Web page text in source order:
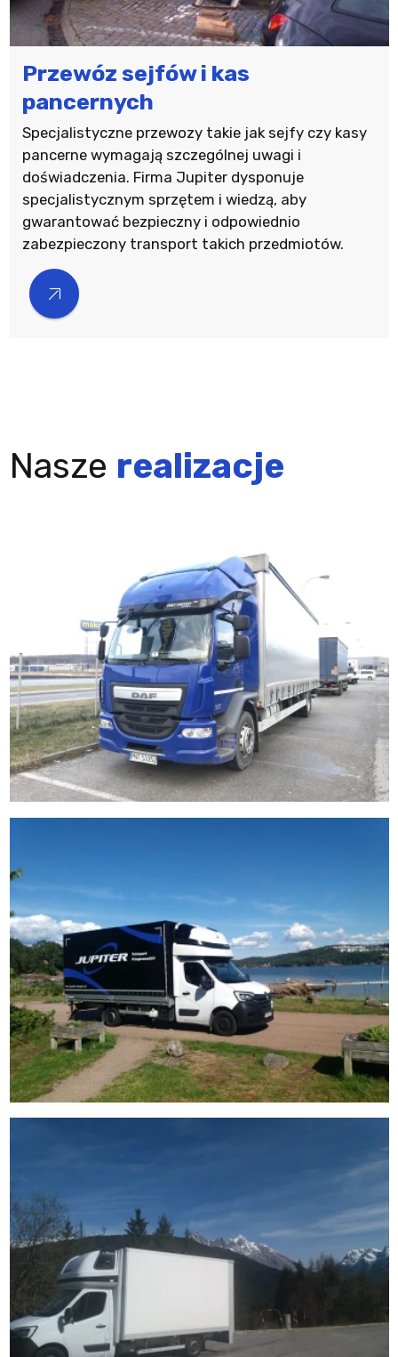
Przewóz sejfów i kas
pancernych
Specjalistyczne przewozy takie jak sejfy czy kasy
pancerne wymagają szczególnej uwagi i
doświadczenia. Firma Jupiter dysponuje
specjalistycznym sprzętem i wiedzą, aby
gwarantować bezpieczny i odpowiednio
zabezpieczony transport takich przedmiotów.
Nasze realizacje